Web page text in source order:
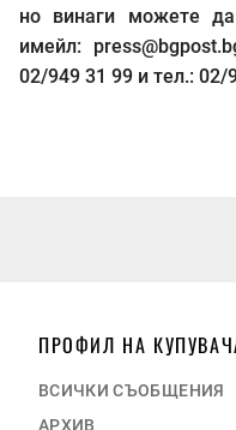
но винаги можете
имейл:
02/949 31 99 и тел.: 02/
ПРОФИЛ НА
ВСИЧКИ СЪОБЩЕНИЯ
АРХИВ